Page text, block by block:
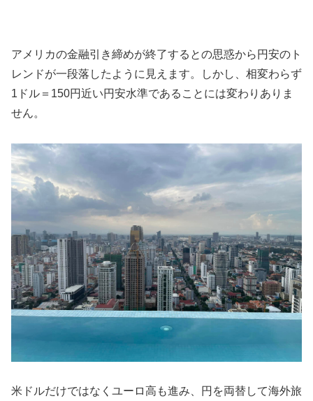
アメリカの金融引き締めが終了するとの思惑から円安のト
レンドが一段落したように見えます。しかし、相変わらず
1ドル＝150円近い円安水準であることには変わりありま
せん。
米ドルだけではなくユーロ高も進み、円を両替して海外旅